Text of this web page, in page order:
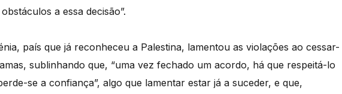
a essa decisão”.
país que já reconheceu a Palestina, lamentou as violações ao cessar-
sublinhando que, “uma vez fechado um acordo, há que respeitá-lo
se a confiança”, algo que lamentar estar já a suceder, e que,